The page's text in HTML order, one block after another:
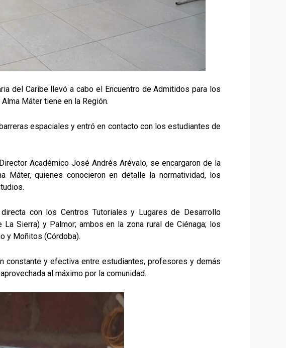
del Caribe llevó a cabo el Encuentro de Admitidos para los
Máter tiene en la Región.
espaciales y entró en contacto con los estudiantes de
Académico José Andrés Arévalo, se encargaron de la
Máter, quienes conocieron en detalle la normatividad, los
con los Centros Tutoriales y Lugares de Desarrollo
Sierra) y Palmor; ambos en la zona rural de Ciénaga; los
y Moñitos (Córdoba).
constante y efectiva entre estudiantes, profesores y demás
al máximo por la comunidad.